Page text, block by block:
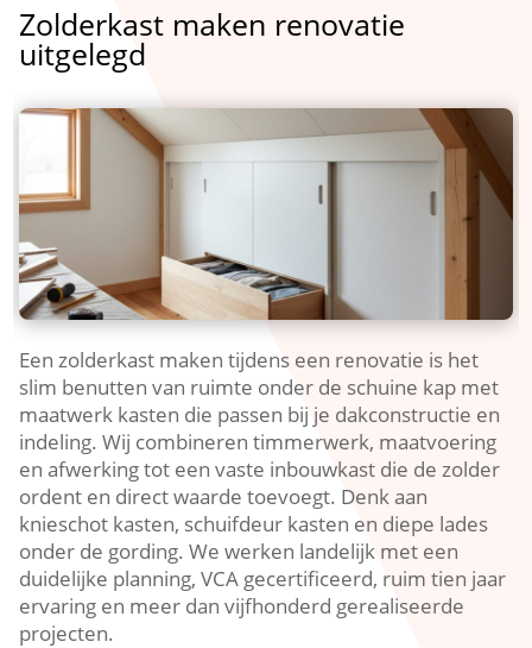
Zolderkast maken renovatie
uitgelegd
Een zolderkast maken tijdens een renovatie is het
slim benutten van ruimte onder de schuine kap met
maatwerk kasten die passen bij je dakconstructie en
indeling.​ Wij combineren timmerwerk, maatvoering
en afwerking tot een vaste inbouwkast die de zolder
ordent en direct waarde toevoegt.​ Denk aan
knieschot kasten, schuifdeur kasten en diepe lades
onder de gording.​ We werken landelijk met een
duidelijke planning, VCA gecertificeerd, ruim tien jaar
ervaring en meer dan vijfhonderd gerealiseerde
projecten.​